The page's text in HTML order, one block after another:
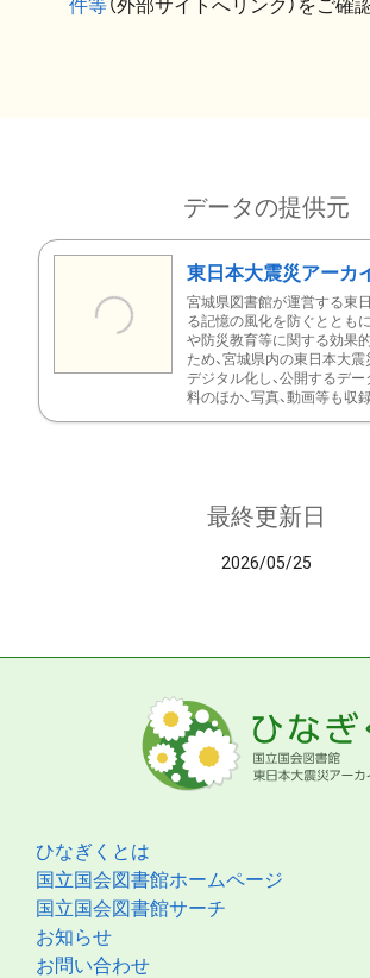
件等（外部サイトへリンク）をご確
データの提供元
東日本大震災アーカ
宮城県図書館が運営する東
る記憶の風化を防ぐとともに
や防災教育等に関する効果
ため、宮城県内の東日本大震
デジタル化し、公開するデー
料のほか、写真、動画等も収録
最終更新日
2026/05/25
ひなぎくとは
国立国会図書館ホームページ
国立国会図書館サーチ
お知らせ
お問い合わせ